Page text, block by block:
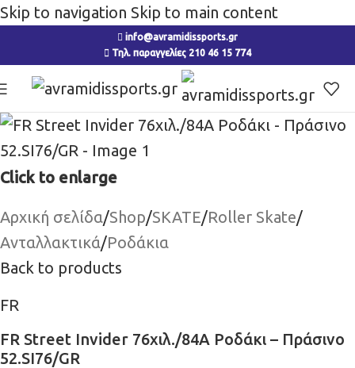
Skip to navigation Skip to main content
info@avramidissports.gr
Τηλ. παραγγελίες 210 46 15 774
Click to enlarge
Αρχική σελίδα/Shop/SKATE/Roller Skate/
Ανταλλακτικά/Ροδάκια
Back to products
FR
FR Street Invider 76χιλ./84Α Ροδάκι – Πράσινο
52.SI76/GR